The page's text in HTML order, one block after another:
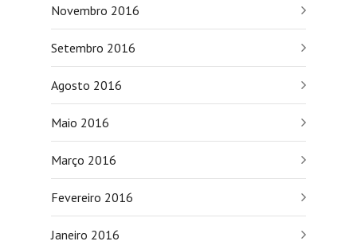
Novembro 2016
Setembro 2016
Agosto 2016
Maio 2016
Março 2016
Fevereiro 2016
Janeiro 2016